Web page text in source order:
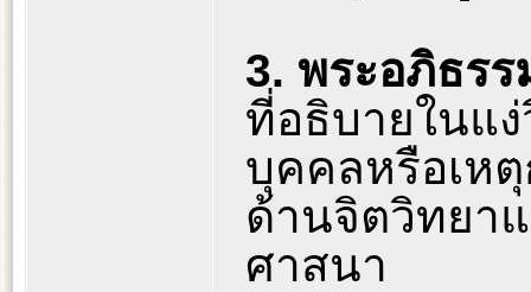
3. พระอภิธร
ที่อธิบายในแ
บุคคลหรือเห
ด้านจิตวิทยา
ศาสนา